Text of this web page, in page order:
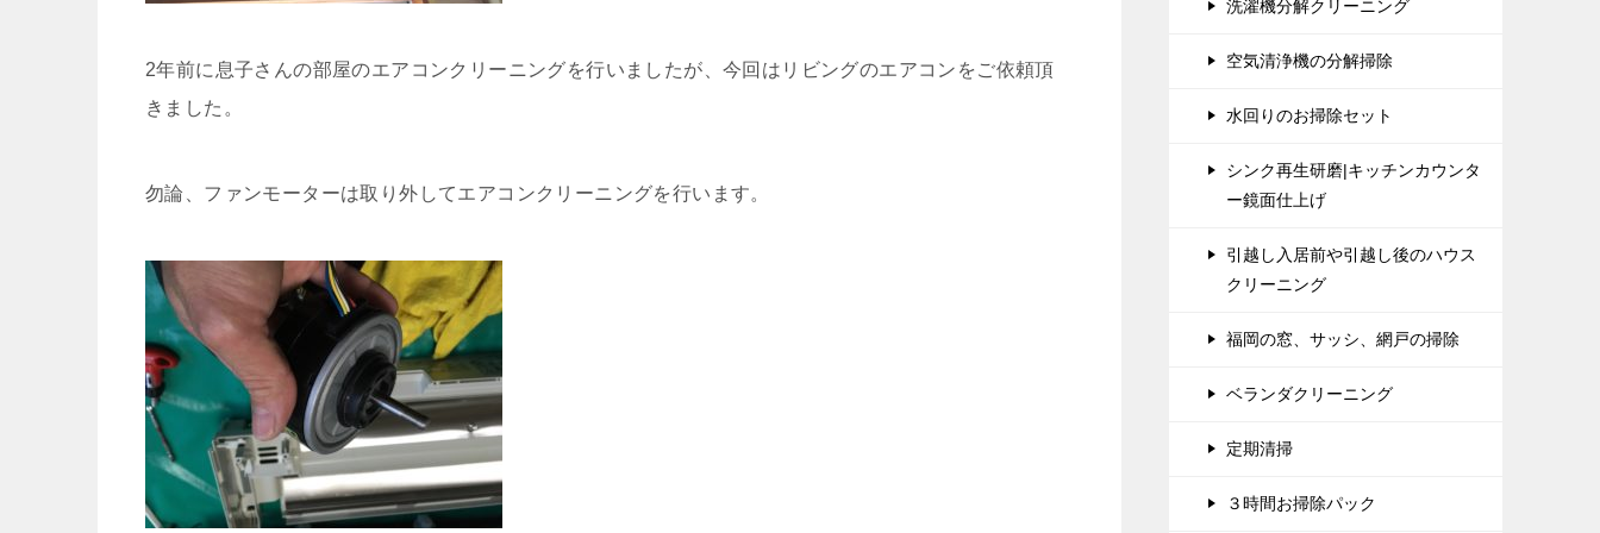
2年前に息子さんの部屋のエアコンクリーニングを行いましたが、今回はリビングのエアコンをご依頼頂
きました。
勿論、ファンモーターは取り外してエアコンクリーニングを行います。
洗濯機分解クリーニング
空気清浄機の分解掃除
水回りのお掃除セット
シンク再生研磨|キッチンカウンタ
ー鏡面仕上げ
引越し入居前や引越し後のハウス
クリーニング
福岡の窓、サッシ、網戸の掃除
ベランダクリーニング
定期清掃
３時間お掃除パック